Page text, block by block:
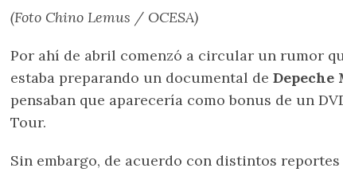
(Foto Chino Lemus / OCESA)
Por ahí de abril comenzó a circular un rumor
estaba preparando un documental de Depeche
pensaban que aparecería como bonus de un
Tour.
Sin embargo, de acuerdo con distintos